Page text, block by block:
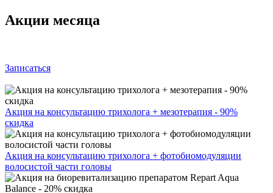
Акции месяца
Записаться
Акция на консультацию трихолога + мезотерапия - 90%
скидка
Акция на консультацию трихолога + фотобиомодуляции
волосистой части головы